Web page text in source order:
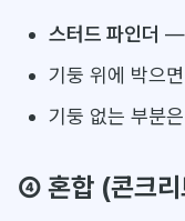
스터드 파인더 —
기둥 위에 박으면
기둥 없는 부분
④ 혼합 (콘크